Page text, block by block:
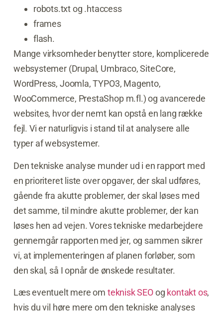
robots.txt og .htaccess
frames
flash.
Mange virksomheder benytter store, komplicerede
websystemer (Drupal, Umbraco, SiteCore,
WordPress, Joomla, TYPO3, Magento,
WooCommerce, PrestaShop m.fl.) og avancerede
websites, hvor der nemt kan opstå en lang række
fejl. Vi er naturligvis i stand til at analysere alle
typer af websystemer.
Den tekniske analyse munder ud i en rapport med
en prioriteret liste over opgaver, der skal udføres,
gående fra akutte problemer, der skal løses med
det samme, til mindre akutte problemer, der kan
løses hen ad vejen. Vores tekniske medarbejdere
gennemgår rapporten med jer, og sammen sikrer
vi, at implementeringen af planen forløber, som
den skal, så I opnår de ønskede resultater.
Læs eventuelt mere om teknisk SEOog kontakt os,
hvis du vil høre mere om den tekniske analyses